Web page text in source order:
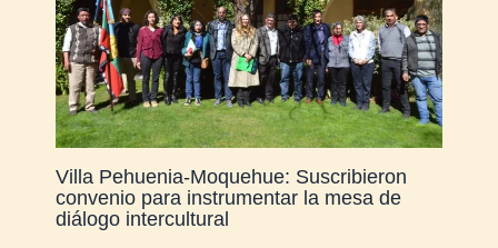
Villa Pehuenia-Moquehue: Suscribieron
convenio para instrumentar la mesa de
diálogo intercultural